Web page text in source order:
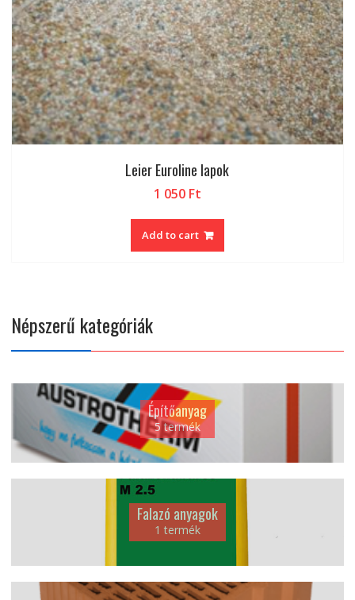
Leier Euroline lapok
1 050 Ft
Add to cart
Népszerű kategóriák
Építőanyag
5 termék
Falazó anyagok
1 termék